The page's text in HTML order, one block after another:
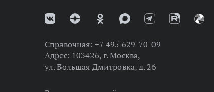
Справочная: +7 495 629-70-09
Адрес: 103426, г. Москва,
ул. Большая Дмитровка, д. 26